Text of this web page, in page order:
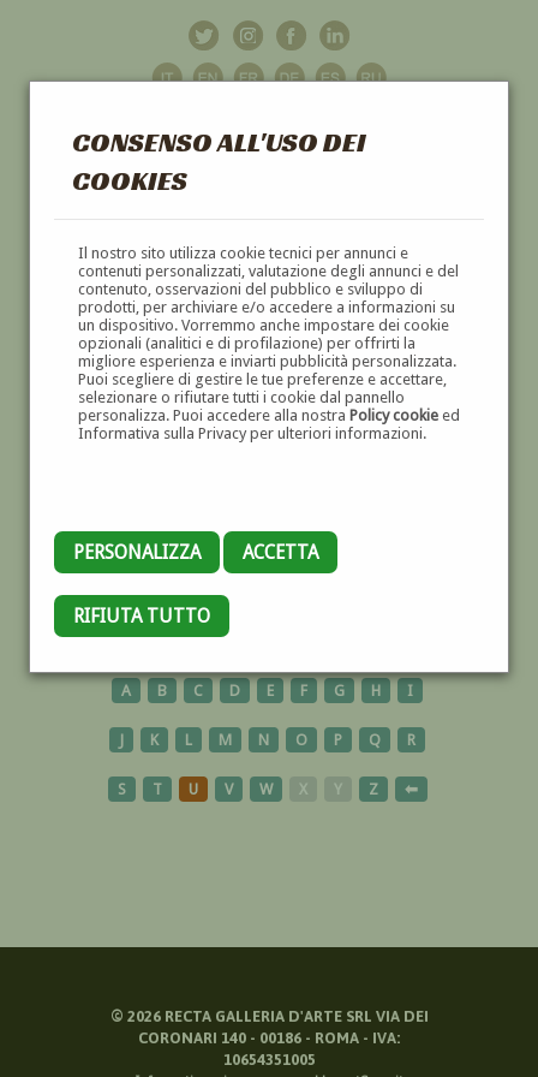
CONSENSO ALL'USO DEI
COOKIES
Il nostro sito utilizza cookie tecnici per annunci e
contenuti personalizzati, valutazione degli annunci e del
contenuto, osservazioni del pubblico e sviluppo di
prodotti, per archiviare e/o accedere a informazioni su
un dispositivo. Vorremmo anche impostare dei cookie
opzionali (analitici e di profilazione) per offrirti la
migliore esperienza e inviarti pubblicità personalizzata.
Puoi scegliere di gestire le tue preferenze e accettare,
selezionare o rifiutare tutti i cookie dal pannello
personalizza. Puoi accedere alla nostra Policy cookieed
Informativa sulla Privacy per ulteriori informazioni.
PERSONALIZZA ACCETTA
RIFIUTA TUTTO
GALLERIAD'ARTE
DIPINTI E SCULTURE '800 E '900
CAVALESE
A B C D E F G H I
J K L M N O P Q R
S T U V W X Y Z ⬅
© 2026RECTA GALLERIA D'ARTE SRL VIA DEI
CORONARI 140 - 00186 - ROMA - IVA:
10654351005